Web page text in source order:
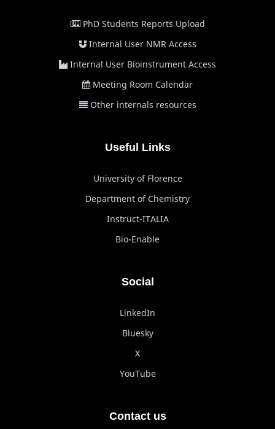
PhD Students Reports Upload
Internal User NMR Access
Internal User Bioinstrument Access
Meeting Room Calendar
Other internals resources
Useful Links
University of Florence
Department of Chemistry
Instruct-ITALIA
Bio-Enable
Social
LinkedIn
Bluesky
X
YouTube
Contact us